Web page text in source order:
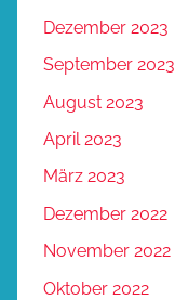
Dezember 2023
September 2023
August 2023
April 2023
März 2023
Dezember 2022
November 2022
Oktober 2022